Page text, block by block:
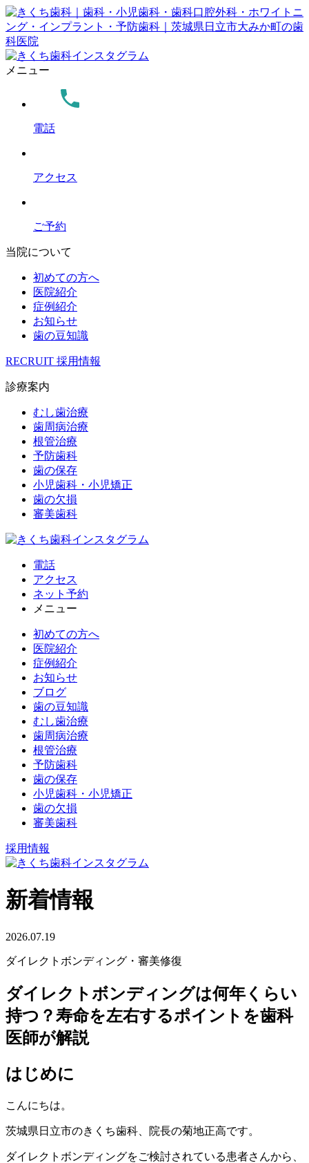
メニュー
電話
アクセス
ご予約
当院について
初めての方へ
医院紹介
症例紹介
お知らせ
歯の豆知識
RECRUIT 採用情報
診療案内
むし歯治療
歯周病治療
根管治療
予防歯科
歯の保存
小児歯科・小児矯正
歯の欠損
審美歯科
電話
アクセス
ネット予約
メニュー
初めての方へ
医院紹介
症例紹介
お知らせ
ブログ
歯の豆知識
むし歯治療
歯周病治療
根管治療
予防歯科
歯の保存
小児歯科・小児矯正
歯の欠損
審美歯科
採用情報
新着情報
2026.07.19
ダイレクトボンディング・審美修復
ダイレクトボンディングは何年くらい
持つ？寿命を左右するポイントを歯科
医師が解説
はじめに
こんにちは。
茨城県日立市のきくち歯科、院長の菊地正高です。
ダイレクトボンディングをご検討されている患者さんから、